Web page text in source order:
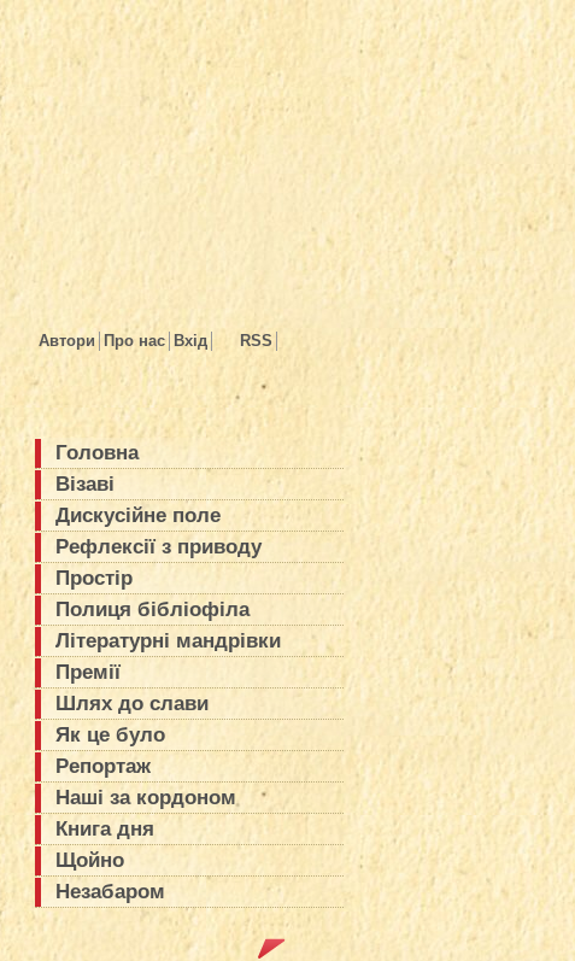
Автори Про нас Вхід RSS
Головна
Візаві
Дискусійне поле
Рефлексії з приводу
Простір
Полиця бібліофіла
Літературні мандрівки
Премії
Шлях до слави
Як це було
Репортаж
Наші за кордоном
Книга дня
Щойно
Незабаром